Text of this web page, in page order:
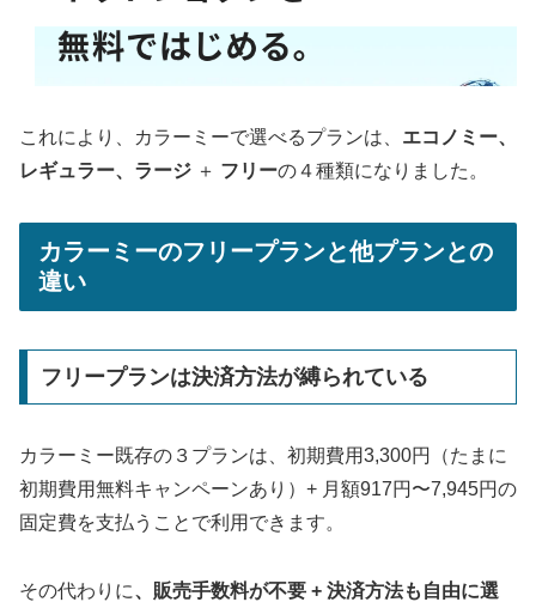
これにより、カラーミーで選べるプランは、 エコノミー、
レギュラー、ラージ ＋ フリーの４種類になりました。
カラーミーのフリープランと他プランとの
違い
フリープランは決済方法が縛られている
カラーミー既存の３プランは、初期費用3,300円（たまに
初期費用無料キャンペーンあり）+ 月額917円〜7,945円の
固定費を支払うことで利用できます。
その代わりに、販売手数料が不要 + 決済方法も自由に選